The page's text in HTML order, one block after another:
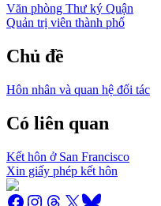
Văn phòng Thư ký Quận
Quản trị viên thành phố
Chủ đề
Hôn nhân và quan hệ đối tác
Có liên quan
Kết hôn ở San Francisco
Xin giấy phép kết hôn